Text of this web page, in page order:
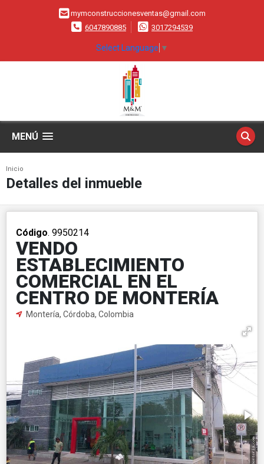
mymconstruccionesventas@gmail.com
6047890885
3017294539
Select Language ▼
MENÚ
Inicio
Detalles del inmueble
Código. 9950214
VENDO
ESTABLECIMIENTO
COMERCIAL EN EL
CENTRO DE MONTERÍA
Montería, Córdoba, Colombia